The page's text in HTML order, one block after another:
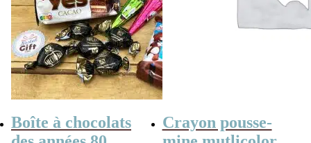
Boîte à chocolats
Crayon pousse-